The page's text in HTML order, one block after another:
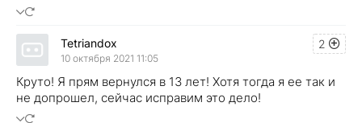
2
Tetriandox
10 октября 2021 11:05
Круто! Я прям вернулся в 13 лет! Хотя тогда я ее так и
не допрошел, сейчас исправим это дело!